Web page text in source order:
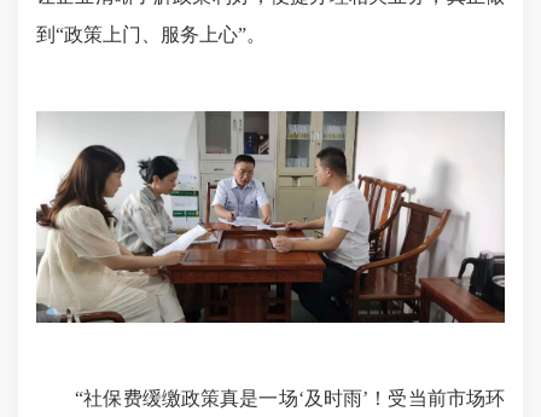
到“政策上门、服务上心”。​
“社保费缓缴政策真是一场‘及时雨’！受当前市场环